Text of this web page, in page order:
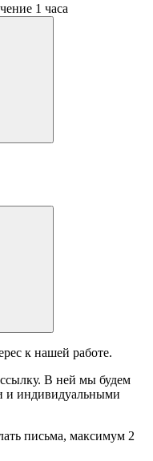
1 часа
к нашей работе.
В ней мы будем
и индивидуальными
письма, максимум 2